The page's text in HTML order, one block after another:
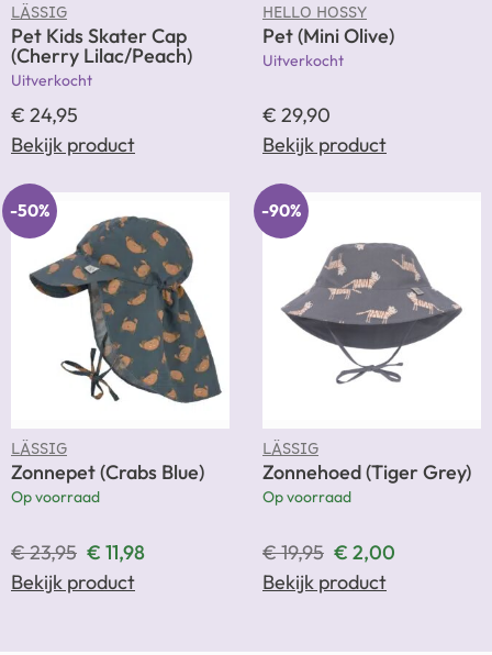
LÄSSIG
Pet Kids Skater Cap
(Cherry Lilac/Peach)
Uitverkocht
€ 24,95
Bekijk product
HELLO HOSSY
Pet (Mini Olive)
Uitverkocht
€ 29,90
Bekijk product
-50%
LÄSSIG
Zonnepet (Crabs Blue)
Op voorraad
€23,95 € 11,98
Bekijk product
-90%
LÄSSIG
Zonnehoed (Tiger Grey)
Op voorraad
€19,95 € 2,00
Bekijk product